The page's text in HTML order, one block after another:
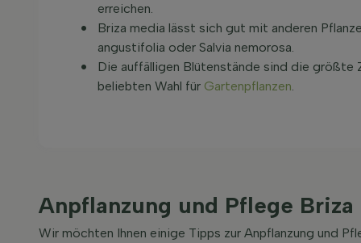
erreichen.
Briza media lässt sich gut mit anderen
angustifolia oder Salvia nemorosa.
Die auffälligen Blütenstände sind die größte
beliebten Wahl für Gartenpflanzen.
Anpflanzung und Pflege
Wir möchten Ihnen einige Tipps zur Anpflanzung und